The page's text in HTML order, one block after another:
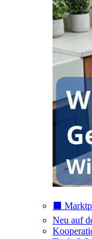
⬛️
Neu auf